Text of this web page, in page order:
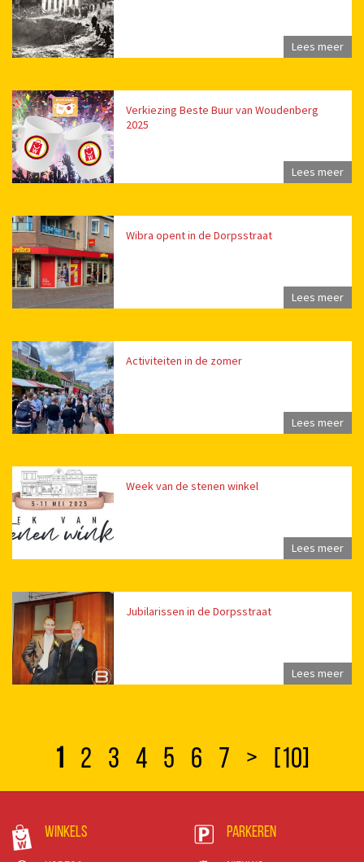
Lees meer
Verkiezing Beste Buur van Woudenberg
2025
Lees meer
Wibra opent in de Dorpsstraat
Lees meer
Activiteiten in de zomer
Lees meer
Week van de stenen winkel
Lees meer
Jubilarissen in de Dorpsstraat
Lees meer
1 2 3 4 5 6 7 > [10]
Winkels Parkeren